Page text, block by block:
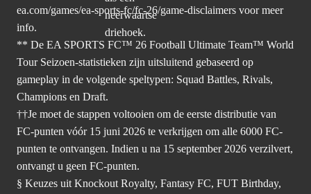
ea.com/games/ea-sports-fc/fc-26/game-disclaimers voor meer
info.
** De EA SPORTS FC™ 26 Football Ultimate Team™ World
Tour Seizoen-statistieken zijn uitsluitend gebaseerd op
gameplay in de volgende speltypen: Squad Battles, Rivals,
Champions en Draft.
††Je moet de stappen voltooien om de eerste distributie van
FC-punten vóór 15 juni 2026 te verkrijgen om alle 6000 FC-
punten te ontvangen. Indien u na 15 september 2026 verzilvert,
ontvangt u geen FC-punten.
§ Keuzes uit Knockout Royalty, Fantasy FC, FUT Birthday,